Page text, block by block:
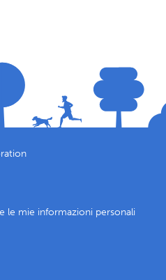
le mie informazioni personali